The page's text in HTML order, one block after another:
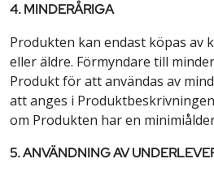
4. MINDERÅRIGA
Produkten kan endast köpas av
eller äldre. Förmyndare till
Produkt för att användas av
att anges i
om Produkten har en
5. ANVÄNDNING AV